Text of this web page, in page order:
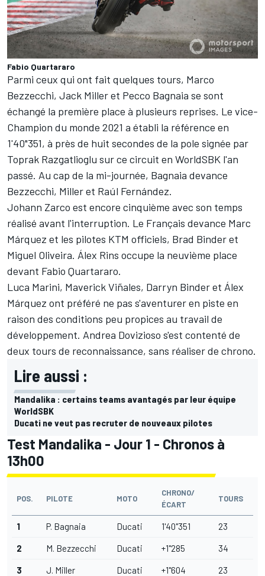
Fabio Quartararo
Parmi ceux qui ont fait quelques tours, Marco
Bezzecchi, Jack Milleret Pecco Bagnaia se sont
échangé la première place à plusieurs reprises. Le vice-
Champion du monde 2021 a établi la référence en
1'40"351, à près de huit secondes de la pole signée par
Toprak Razgatlioglu sur ce circuit en WorldSBK l'an
passé. Au cap de la mi-journée, Bagnaia devance
Bezzecchi, Miller et Raúl Fernández.
Johann Zarco est encore cinquième avec son temps
réalisé avant l'interruption. Le Français devance Marc
Márquez et les pilotes KTM officiels, Brad Binderet
Miguel Oliveira. Álex Rins occupe la neuvième place
devant Fabio Quartararo.
Luca Marini, Maverick Viñales, Darryn Binderet Álex
Márquez ont préféré ne pas s'aventurer en piste en
raison des conditions peu propices au travail de
développement. Andrea Dovizioso s'est contenté de
deux tours de reconnaissance, sans réaliser de chrono.
Lire aussi :
Mandalika : certains teams avantagés par leur équipe
WorldSBK
Ducati ne veut pas recruter de nouveaux pilotes
Test Mandalika - Jour 1 - Chronos à
13h00
POS. PILOTE MOTO
CHRONO/
ÉCART
TOURS
1 P. Bagnaia Ducati 1'40"351 23
2 M. Bezzecchi Ducati +1"285 34
3 J. Miller Ducati +1"604 23